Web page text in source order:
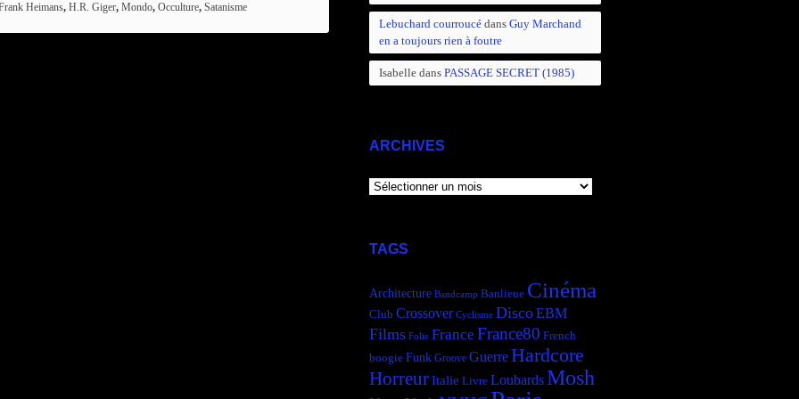
Heimans, H.R. Giger, Mondo, Occulture, Satanisme
Lebuchard courroucédans Guy Marchand
en a toujours rien à foutre
Isabelledans PASSAGE SECRET (1985)
ARCHIVES
ARCHIVES
TAGS
Architecture Bandcamp Banlieue Cinéma
Club Crossover Cyclisme DiscoEBM
Films Folie France France80 French
boogie Funk Groove GuerreHardcore
HorreurItalie Livre LoubardsMosh